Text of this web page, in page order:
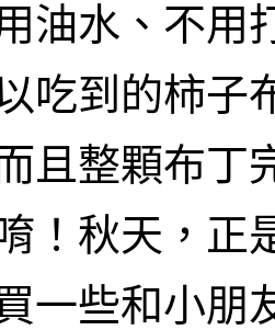
水、不用打
吃到的柿子
且整顆布丁
！秋天，正
一些和小朋